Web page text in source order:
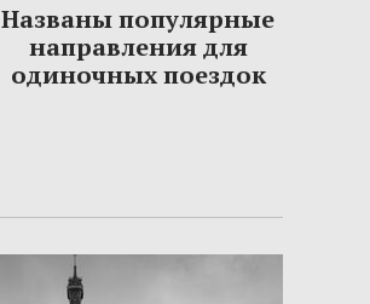
Названы популярные
направления для
одиночных поездок